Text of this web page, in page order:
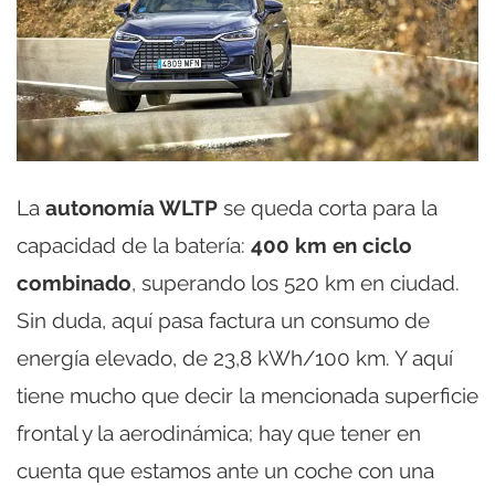
La autonomía WLTP se queda corta para la
capacidad de la batería: 400 km en ciclo
combinado, superando los 520 km en ciudad.
Sin duda, aquí pasa factura un consumo de
energía elevado, de 23,8 kWh/100 km. Y aquí
tiene mucho que decir la mencionada superficie
frontal y la aerodinámica; hay que tener en
cuenta que estamos ante un coche con una